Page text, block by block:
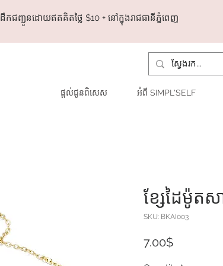
ដឺកជញ្ជូនដោយឥតគិតថ្លៃ​ $10 + នៅក្នុងរាជធានីភ្នំពេញ
ផ្តល់ជូនពិសេស អំពី SIMPL'SELF
ខ្សែដៃម៉ូតស
SKU: BKAI003
7.00$Price